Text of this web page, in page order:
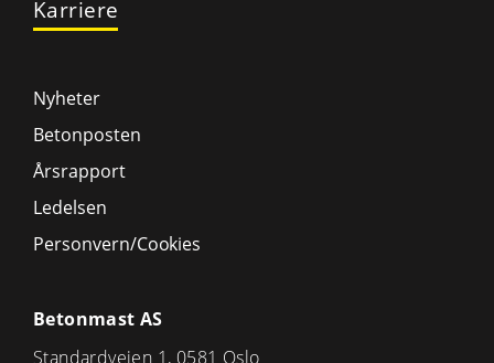
Karriere
Nyheter
Betonposten
Årsrapport
Ledelsen
Personvern/Cookies
Betonmast AS
Standardveien 1, 0581 Oslo